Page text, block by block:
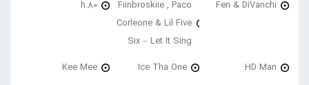
Fen & DiVanchi
Fiinbroskiie , Paco
Corleone & Lil Five
Six – Let It Sing
h.80
HD Man
Ice Tha One
Kee Mee